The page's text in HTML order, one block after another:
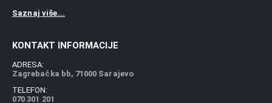
Saznaj više...
KONTAKT INFORMACIJE
ADRESA:
Zagrebačka bb, 71000 Sarajevo
TELEFON:
070 301 201